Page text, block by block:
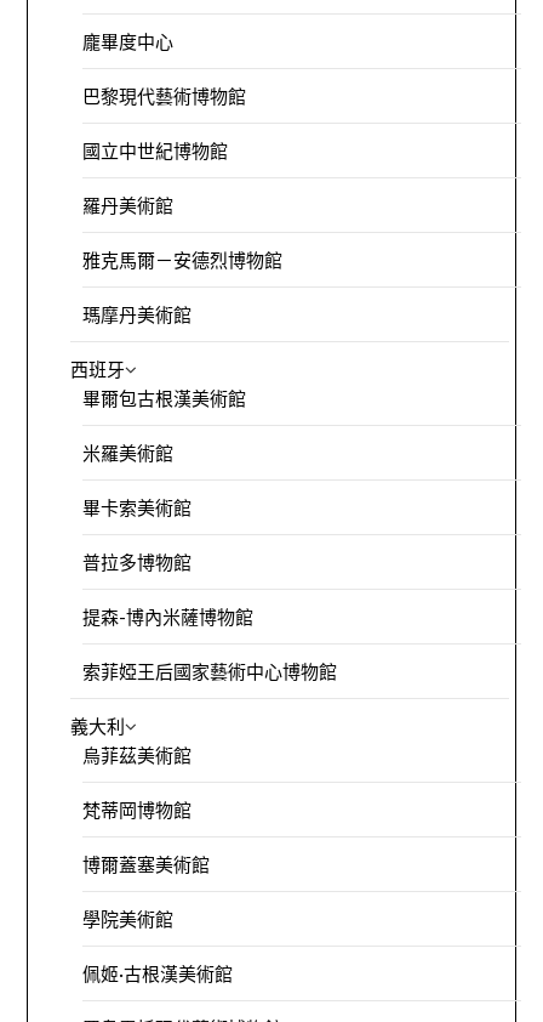
龐畢度中心
巴黎現代藝術博物館
國立中世紀博物館
羅丹美術館
雅克馬爾－安德烈博物館
瑪摩丹美術館
西班牙
畢爾包古根漢美術館
米羅美術館
畢卡索美術館
普拉多博物館
提森-博內米薩博物館
索菲婭王后國家藝術中心博物館
義大利
烏菲茲美術館
梵蒂岡博物館
博爾蓋塞美術館
學院美術館
佩姬·古根漢美術館